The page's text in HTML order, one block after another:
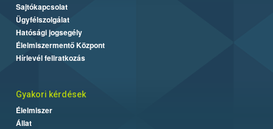
Sajtókapcsolat
Ügyfélszolgálat
Hatósági jogsegély
Élelmiszermentő Központ
Hírlevél feliratkozás
Gyakori kérdések
Élelmiszer
Állat